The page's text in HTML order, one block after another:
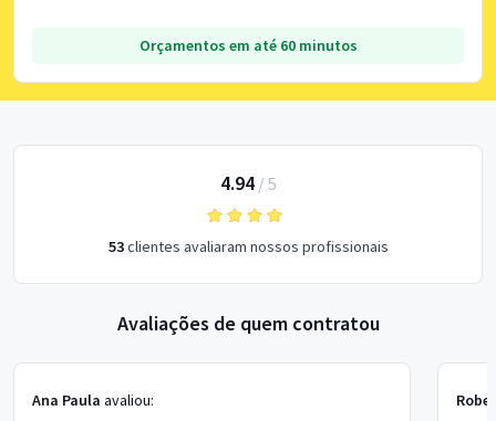
Orçamentos em até 60 minutos
4.94/ 5
53clientes avaliaram nossos profissionais
Avaliações de quem contratou
Ana Paula avaliou: